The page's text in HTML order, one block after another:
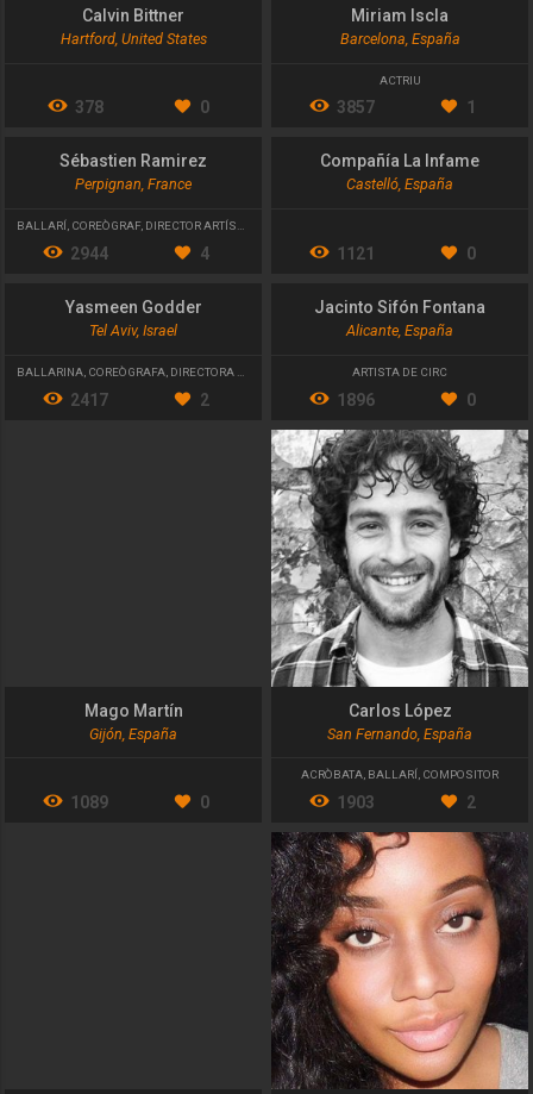
Calvin Bittner
Hartford, United States
378 0
Miriam Iscla
Barcelona, España
ACTRIU
3857 1
Sébastien Ramirez
Perpignan, France
BALLARÍ, COREÒGRAF, DIRECTOR ARTÍSTIC
2944 4
Compañía La Infame
Castelló, España
1121 0
Yasmeen Godder
Tel Aviv, Israel
BALLARINA COREÒGRAFA DIRECTORA ARTÍSTICA
2417 2
Jacinto Sifón Fontana
Alicante, España
ARTISTA DE CIRC
1896 0
Mago Martín
Gijón, España
1089 0
Carlos López
San Fernando, España
ACRÒBATA, BALLARÍ , COMPOSITOR
1903 2